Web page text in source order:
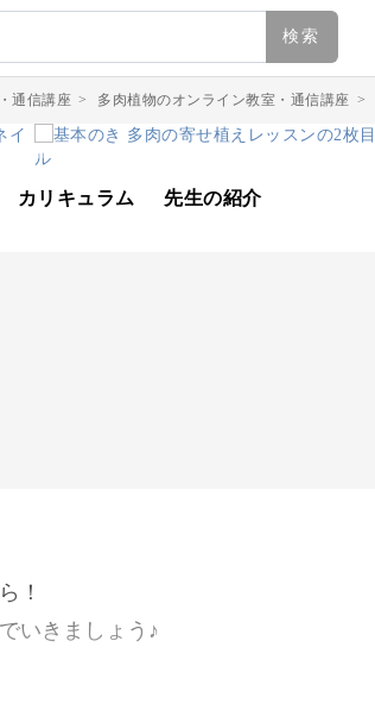
検索
通信講座 > 多肉植物のオンライン教室・通信講座 >
カリキュラム 先生の紹介
！
いきましょう♪